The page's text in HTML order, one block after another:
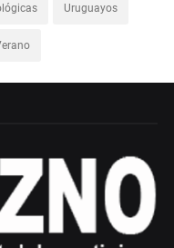
Uruguayos